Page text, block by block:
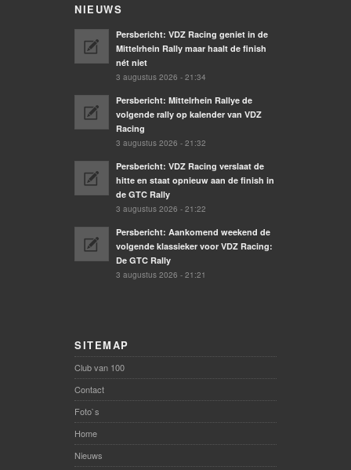
NIEUWS
Persbericht: VDZ Racing geniet in de
Mittelrhein Rally maar haalt de finish
nét niet
3 augustus 2026 - 21:34
Persbericht: Mittelrhein Rallye de
volgende rally op kalender van VDZ
Racing
3 augustus 2026 - 21:32
Persbericht: VDZ Racing verslaat de
hitte en staat opnieuw aan de finish in
de GTC Rally
3 augustus 2026 - 21:22
Persbericht: Aankomend weekend de
volgende klassieker voor VDZ Racing:
De GTC Rally
3 augustus 2026 - 21:21
SITEMAP
Club van 100
Contact
Foto`s
Home
Nieuws